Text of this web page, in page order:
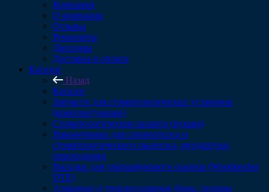
Компания
О компании
Отзывы
Реквизиты
Дипломы
Доставка и оплата
Каталог
Назад
Каталог
Запчасти для стоматологических установок
(комплектующие)
Стоматологические шланги (рукава)
Наконечники для слюноотсоса и
стоматологического пылесоса, мундштуки,
переходники
Насадки для ультразвукового скалера (Woodpecker
DTE)
Алмазные и твердосплавные боры, полиры